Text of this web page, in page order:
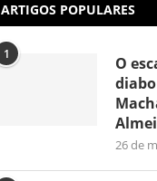
ARTIGOS POPULARES
1
O
26 de